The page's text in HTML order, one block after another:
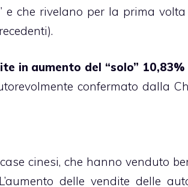
e che rivelano per la prima
in aumento del “solo”
confermato dalla
cinesi, che hanno venduto
delle vendite delle